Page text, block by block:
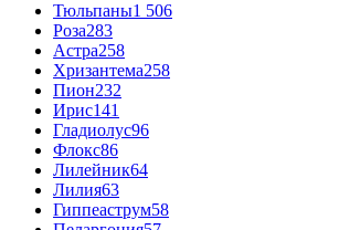
Тюльпаны1 506
Роза283
Астра258
Хризантема258
Пион232
Ирис141
Гладиолус96
Флокс86
Лилейник64
Лилия63
Гиппеаструм58